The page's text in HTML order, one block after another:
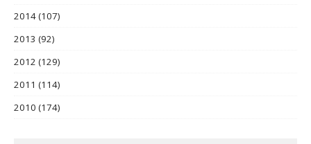
2014(107)
2013 (92)
2012 (129)
2011 (114)
2010 (174)